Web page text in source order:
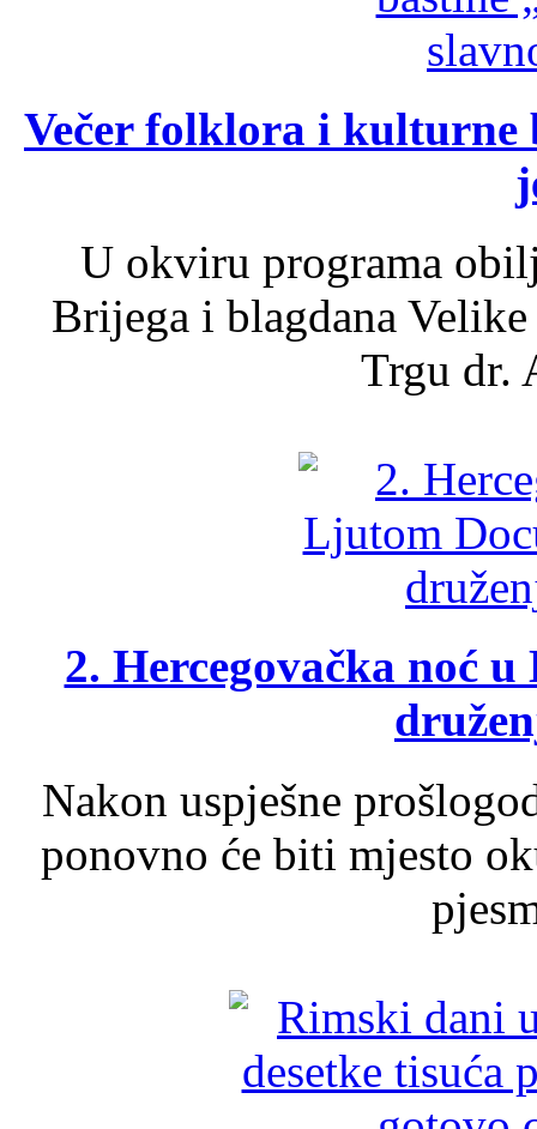
Večer folklora i kulturne
U okviru programa
Brijega i blagdana
Trgu dr.
2. Hercegovačka noć
Nakon uspješne
ponovno će biti mjesto